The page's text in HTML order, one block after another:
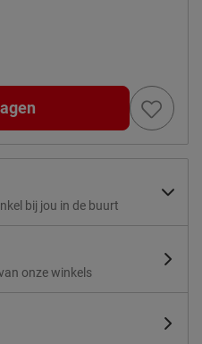
bij jou in de buurt
onze winkels